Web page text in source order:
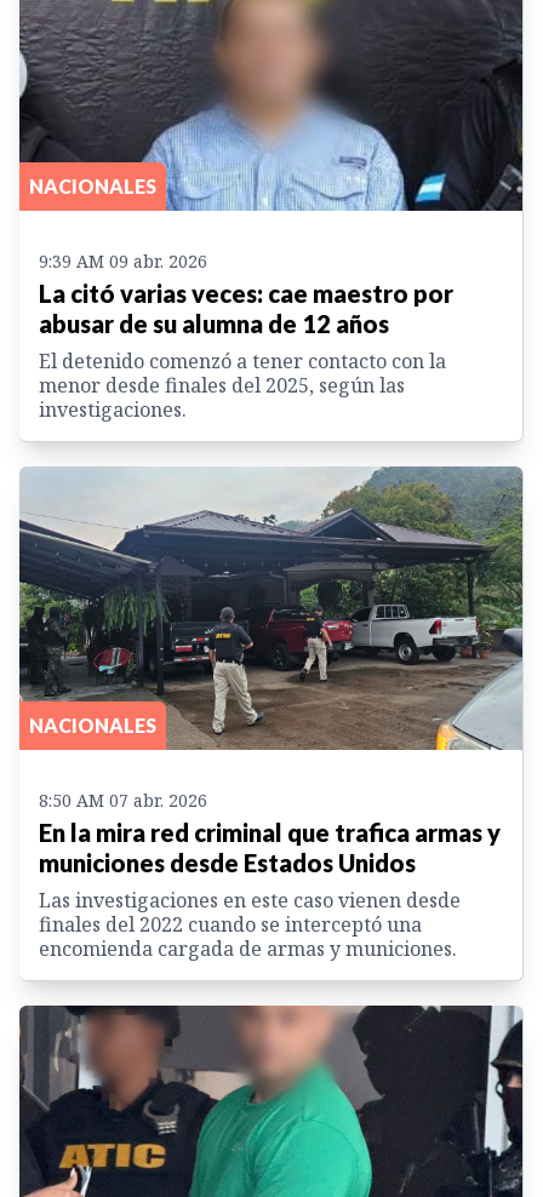
NACIONALES
9:39 AM 09 abr. 2026
La citó varias veces: cae maestro por
abusar de su alumna de 12 años
El detenido comenzó a tener contacto con la
menor desde finales del 2025, según las
investigaciones.
NACIONALES
8:50 AM 07 abr. 2026
En la mira red criminal que trafica armas y
municiones desde Estados Unidos
Las investigaciones en este caso vienen desde
finales del 2022 cuando se interceptó una
encomienda cargada de armas y municiones.